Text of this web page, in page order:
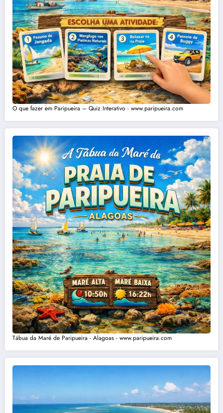
O que fazer em Paripueira – Quiz Interativo - www.paripueira.com
Tábua da Maré de Paripueira - Alagoas - www.paripueira.com